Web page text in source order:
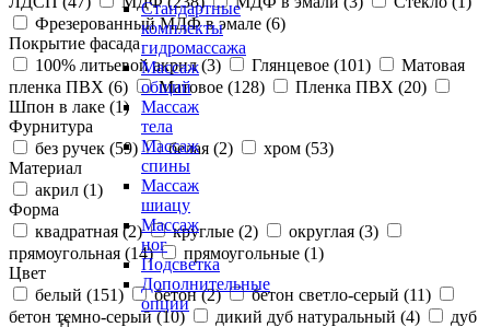
Стандартные
комплекты
гидромассажа
Массаж
общий
Массаж
тела
Массаж
спины
Массаж
шиацу
Массаж
ног
Подсветка
Дополнительные
опции
Фрезерованный МДФ в эмале (6)
Покрытие фасада
100% литьевой акрил (3) Глянцевое (101)
Матовая
пленка ПВХ (6) Матовое (128) Пленка ПВХ (20)
Шпон в лаке (1)
Фурнитура
без ручек (59) белая (2) хром (53)
Материал
акрил (1)
Форма
квадратная (2) круглые (2) округлая (3)
прямоугольная (14) прямоугольные (1)
Цвет
белый (151) бетон (2) бетон светло-серый (11)
бетон темно-серый (10) дикий дуб натуральный (4)
дуб